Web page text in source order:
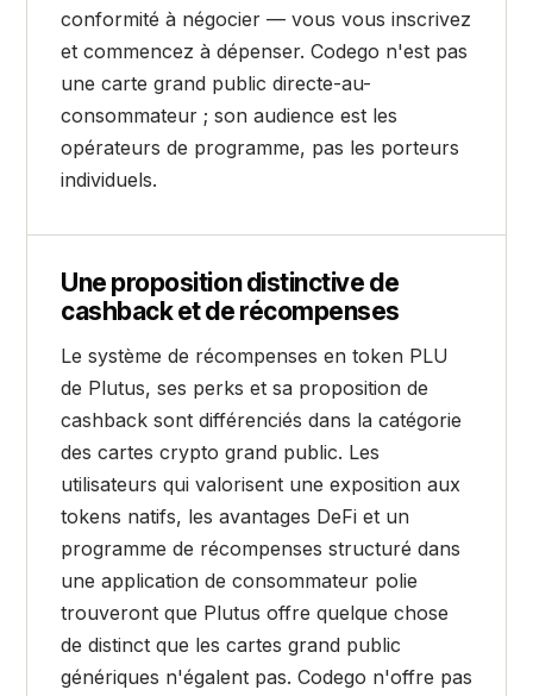
conformité à négocier — vous vous inscrivez
et commencez à dépenser. Codego n'est pas
une carte grand public directe-au-
consommateur ; son audience est les
opérateurs de programme, pas les porteurs
individuels.
Une proposition distinctive de
cashback et de récompenses
Le système de récompenses en token PLU
de Plutus, ses perks et sa proposition de
cashback sont différenciés dans la catégorie
des cartes crypto grand public. Les
utilisateurs qui valorisent une exposition aux
tokens natifs, les avantages DeFi et un
programme de récompenses structuré dans
une application de consommateur polie
trouveront que Plutus offre quelque chose
de distinct que les cartes grand public
génériques n'égalent pas. Codego n'offre pas